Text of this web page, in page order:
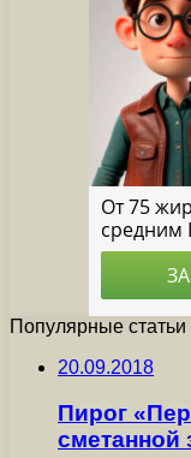
Популярные статьи
20.09.2018
Пирог
сметанной